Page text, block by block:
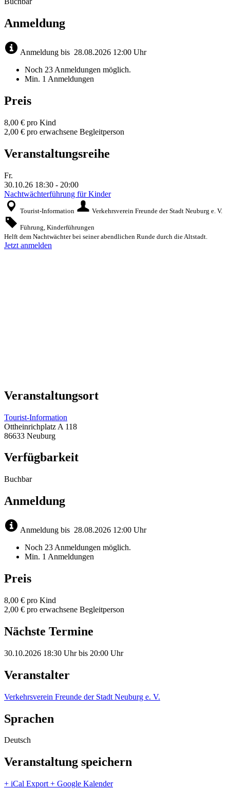
Anmeldung
Anmeldung bis 28.08.2026 12:00 Uhr
Noch 23 Anmeldungen möglich.
Min. 1 Anmeldungen
Preis
8,00 € pro Kind
2,00 € pro erwachsene Begleitperson
Veranstaltungsreihe
Fr.
30.10.26 18:30 - 20:00
Nachtwächterführung für Kinder
Tourist-Information Verkehrsverein Freunde der Stadt Neuburg e. V.
Führung, Kinderführungen
Helft dem Nachtwächter bei seiner abendlichen Runde durch die Altstadt.
Jetzt anmelden
Veranstaltungsort
Tourist-Information
Ottheinrichplatz A 118
86633 Neuburg
Verfügbarkeit
Buchbar
Anmeldung
Anmeldung bis 28.08.2026 12:00 Uhr
Noch 23 Anmeldungen möglich.
Min. 1 Anmeldungen
Preis
8,00 € pro Kind
2,00 € pro erwachsene Begleitperson
Nächste Termine
30.10.2026 18:30 Uhrbis 20:00 Uhr
Veranstalter
Verkehrsverein Freunde der Stadt Neuburg e. V.
Sprachen
Deutsch
Veranstaltung speichern
+ iCal Export + Google Kalender